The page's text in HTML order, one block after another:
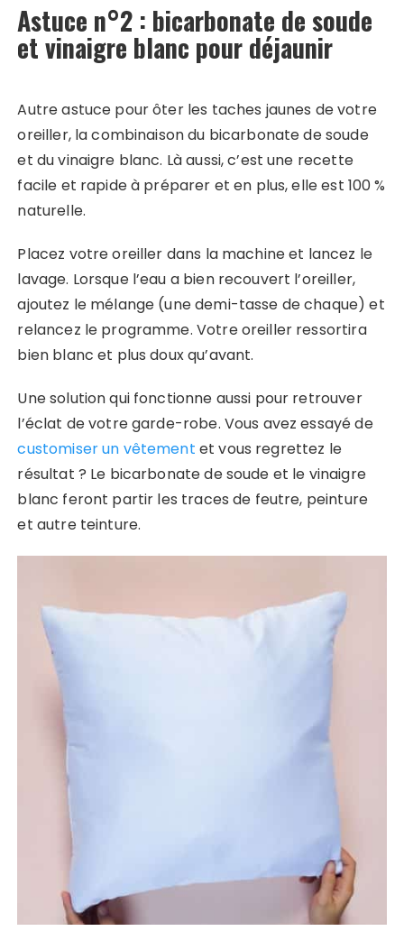
Astuce n°2 : bicarbonate de soude
et vinaigre blanc pour déjaunir
Autre astuce pour ôter les taches jaunes de votre
oreiller, la combinaison du bicarbonate de soude
et du vinaigre blanc. Là aussi, c’est une recette
facile et rapide à préparer et en plus, elle est 100 %
naturelle.
Placez votre oreiller dans la machine et lancez le
lavage. Lorsque l’eau a bien recouvert l’oreiller,
ajoutez le mélange (une demi-tasse de chaque) et
relancez le programme. Votre oreiller ressortira
bien blanc et plus doux qu’avant.
Une solution qui fonctionne aussi pour retrouver
l’éclat de votre garde-robe. Vous avez essayé de
customiser un vêtement et vous regrettez le
résultat ? Le bicarbonate de soude et le vinaigre
blanc feront partir les traces de feutre, peinture
et autre teinture.